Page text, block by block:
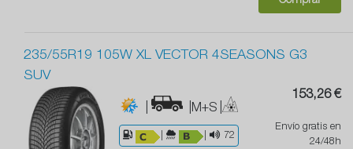
235/55R19 105W XL VECTOR 4SEASONS G3
SUV
| |M+S |
72
153,26 €
Envío gratis en
24/48h